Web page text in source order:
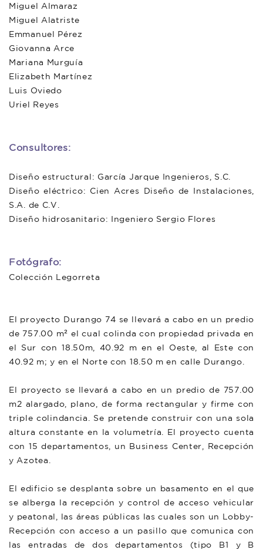
Miguel Almaraz
Miguel Alatriste
Emmanuel Pérez
Giovanna Arce
Mariana Murguía
Elizabeth Martínez
Luis Oviedo
Uriel Reyes
Consultores:
Diseño estructural: García Jarque Ingenieros, S.C.
Diseño eléctrico: Cien Acres Diseño de Instalaciones,
S.A. de C.V.
Diseño hidrosanitario: Ingeniero Sergio Flores
Fotógrafo:
Colección Legorreta
El proyecto Durango 74 se llevará a cabo en un predio
de 757.00 m² el cual colinda con propiedad privada en
el Sur con 18.50m, 40.92 m en el Oeste, al Este con
40.92 m; y en el Norte con 18.50 m en calle Durango.
El proyecto se llevará a cabo en un predio de 757.00
m2 alargado, plano, de forma rectangular y firme con
triple colindancia. Se pretende construir con una sola
altura constante en la volumetría. El proyecto cuenta
con 15 departamentos, un Business Center, Recepción
y Azotea.
El edificio se desplanta sobre un basamento en el que
se alberga la recepción y control de acceso vehicular
y peatonal, las áreas públicas las cuales son un Lobby-
Recepción con acceso a un pasillo que comunica con
las entradas de dos departamentos (tipo B1 y B